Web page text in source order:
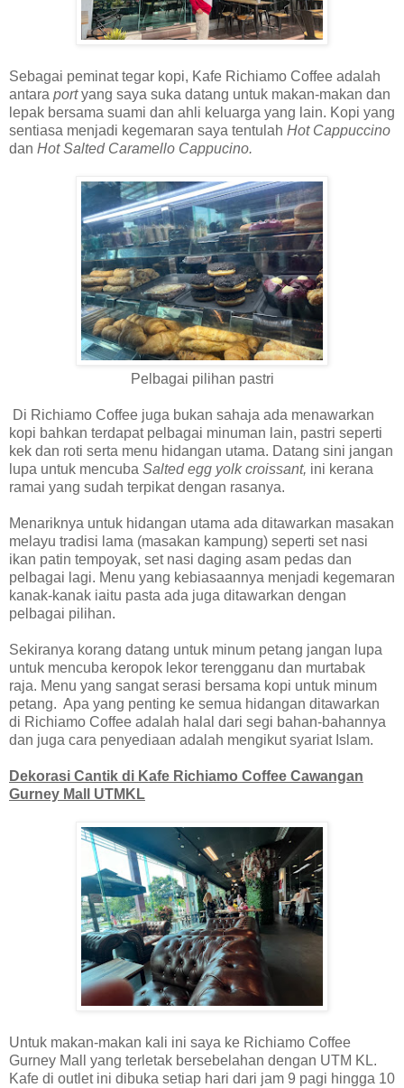
Sebagai peminat tegar kopi, Kafe Richiamo Coffee adalah
antara portyang saya suka datang untuk makan-makan dan
lepak bersama suami dan ahli keluarga yang lain. Kopi yang
sentiasa menjadi kegemaran saya tentulah Hot Cappuccino
dan Hot Salted Caramello Cappucino.
Pelbagai pilihan pastri
Di Richiamo Coffee juga bukan sahaja ada menawarkan
kopi bahkan terdapat pelbagai minuman lain, pastri seperti
kek dan roti serta menu hidangan utama. Datang sini jangan
lupa untuk mencuba Salted egg yolk croissant, ini kerana
ramai yang sudah terpikat dengan rasanya.
Menariknya untuk hidangan utama ada ditawarkan masakan
melayu tradisi lama (masakan kampung) seperti set nasi
ikan patin tempoyak, set nasi daging asam pedas dan
pelbagai lagi. Menu yang kebiasaannya menjadi kegemaran
kanak-kanak iaitu pasta ada juga ditawarkan dengan
pelbagai pilihan.
Sekiranya korang datang untuk minum petang jangan lupa
untuk mencuba keropok lekor terengganu dan murtabak
raja. Menu yang sangat serasi bersama kopi untuk minum
petang. Apa yang penting ke semua hidangan ditawarkan
di Richiamo Coffee adalah halal dari segi bahan-bahannya
dan juga cara penyediaan adalah mengikut syariat Islam.
Dekorasi Cantik di Kafe Richiamo Coffee Cawangan
Gurney Mall UTMKL
Untuk makan-makan kali ini saya ke Richiamo Coffee
Gurney Mall yang terletak bersebelahan dengan UTM KL.
Kafe di outlet ini dibuka setiap hari dari jam 9 pagi hingga 10